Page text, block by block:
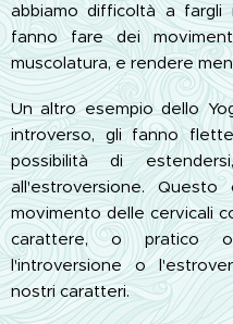
abbiamo difficoltà a fargli
fanno fare dei
muscolatura, e rendere
Un altro esempio dello
introverso, gli fanno
possibilità di
all'estroversione.
movimento delle cervicali
carattere, o pratico
l'introversione o
nostri caratteri.